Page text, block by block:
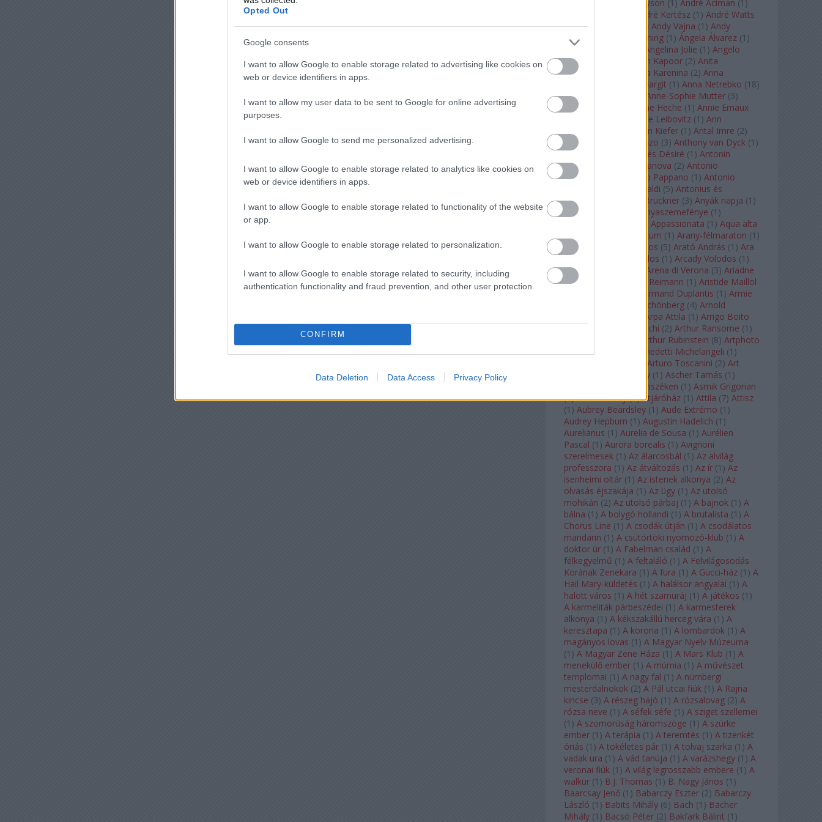
Opted Out
Google consents
I want to allow Google to enable storage related to advertising like cookies on
web or device identifiers in apps.
I want to allow my user data to be sent to Google for online advertising
purposes.
I want to allow Google to send me personalized advertising.
I want to allow Google to enable storage related to analytics like cookies on
web or device identifiers in apps.
I want to allow Google to enable storage related to functionality of the website
or app.
I want to allow Google to enable storage related to personalization.
I want to allow Google to enable storage related to security, including
authentication functionality and fraud prevention, and other user protection.
CONFIRM
Data Deletion Data Access Privacy Policy
Staples
Andrew Tyson (1 ) André Aciman (1 )
André Kertész (1 ) André Watts
(1) Andris Nelsons ) Andy Vajna (1 ) Andy
Warhol
Anette Bening (1 ) Ángela Álvarez (1 )
Angela Lansbury
Angelina Jolie (1 ) Angelo
Badalamenti
Anish Kapoor (2) Anita
Rachvelishvili
Anna Karenina (2) Anna
Anna Margit (1 ) Anna Netrebko (18)
Anna Vinnitskaya
Anne-Sophie Mutter (3)
Anner Bylsma
Anne Heche (1 ) Annie Ernaux
Annie Leibovitz (1 ) Ann
Anselm Kiefer (1 ) Antal Imre (2)
Anthony Roth Costanzo (3) Anthony van Dyck (1 )
Antinous
Antoine és Désiré (1 ) Antonin
Dvorák
Antonio Canova (2) Antonio
Margheriti
Antonio Pappano (1 ) Antonio
Antonio Vivaldi (5) Antonius és
Kleopátra
Anton Bruckner (3) Anyák napja (1 )
Anyám tyúkja 2
Anyaszemefénye (1 )
Appassionata (1 ) Aqua alta
Aquincum (1 ) Arany-félmaraton (1 )
Aranytíz
Arany János (5) Arató András (1 ) Ara
Pacis
Arcadi Volodos (1 ) Arcady Volodos (1 )
Arcangelo Corelli
Arena di Verona (3) Ariadne
auf Naxos
Aribert Reimann (1 ) Aristide Maillol
Armand Duplantis (1 ) Armie
Arnold Schönberg (4) Arnold
Árpa Attila (1 ) Arrigo Boito
(2) Artemisia Gentileschi (2) Arthur Ransome (1 )
Arthur Rubinstein (8) Artphoto
Galéria
Arturo Benedetti Michelangeli (1 )
Arturo Toscanini (2) Art
Art Shay (1 ) Ascher Tamás (1 )
Ascher Tamás Háromszéken (1 ) Asmik Grigorian
(2) Asteroid City (1) Átjáróház (1 ) Attila (7) Attisz
(1 ) Aubrey Beardsley (1 ) Aude Extrémo (1 )
Audrey Hepburn (1 ) Augustin Hadelich (1 )
Aurelianus (1 ) Aurelia de Sousa (1 ) Aurélien
Pascal (1 ) Aurora borealis (1 ) Avignoni
szerelmesek (1 ) Az álarcosbál (1 ) Az alvilág
professzora (1 ) Az átváltozás (1 ) Az ír (1 ) Az
isenheimi oltár (1 ) Az istenek alkonya (2) Az
olvasás éjszakája (1 ) Az ügy (1 ) Az utolsó
mohikán (2) Az utolsó párbaj (1 ) A bajnok (1 ) A
bálna (1 ) A bolygó hollandi (1 ) A brutalista (1 ) A
Chorus Line (1 ) A csodák útján (1 ) A csodálatos
mandarin (1 ) A csütörtöki nyomozó-klub (1 ) A
doktor úr (1 ) A Fabelman család (1 ) A
félkegyelmű (1 ) A feltaláló (1 ) A Felvilágosodás
Korának Zenekara (1 ) A fura (1 ) A Gucci-ház (1 ) A
Hail Mary-küldetés (1 ) A halálsor angyalai (1 ) A
halott város (1 ) A hét szamuráj (1 ) A játékos (1 )
A karmeliták párbeszédei (1 ) A karmesterek
alkonya (1 ) A kékszakállú herceg vára (1 ) A
keresztapa (1 ) A korona (1 ) A lombardok (1 ) A
magányos lovas (1 ) A Magyar Nyelv Múzeuma
(1 ) A Magyar Zene Háza (1 ) A Mars Klub (1 ) A
menekülő ember (1 ) A múmia (1 ) A művészet
templomai (1 ) A nagy fal (1 ) A nürnbergi
mesterdalnokok (2) A Pál utcai fiúk (1 ) A Rajna
kincse (3) A részeg hajó (1 ) A rózsalovag (2) A
rózsa neve (1 ) A séfek séfe (1 ) A sziget szellemei
(1 ) A szomorúság háromszöge (1 ) A szürke
ember (1 ) A terápia (1 ) A teremtés (1 ) A tizenkét
óriás (1 ) A tökéletes pár (1 ) A tolvaj szarka (1 ) A
vadak ura (1 ) A vád tanúja (1 ) A varázshegy (1 ) A
veronai fiúk (1 ) A világ legrosszabb embere (1 ) A
walkür (1 ) B.J. Thomas (1 ) B. Nagy János (1 )
Baarcsay Jenő (1 ) Babarczy Eszter (2) Babarczy
László (1 ) Babits Mihály (6) Bach (1 ) Bächer
Mihály (1 ) Bacsó Péter (2) Bakfark Bálint (1 )